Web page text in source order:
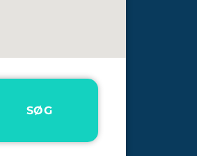
SØG